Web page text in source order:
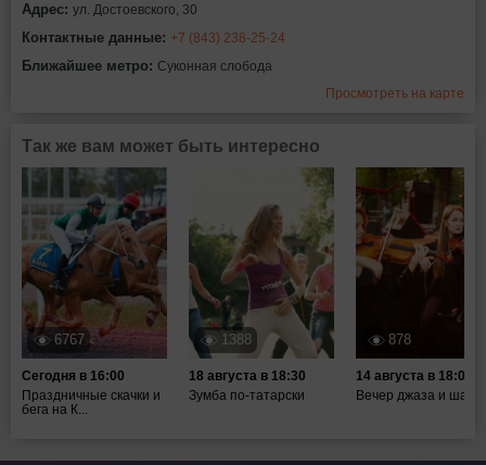
Адрес: ул. Достоевского, 30
Контактные данные: +7 (843) 238-25-24
Ближайшее метро: Суконная слобода
Просмотреть на карте
Так же вам может быть интересно
6767
Сегодня в 16:00
Праздничные скачки и
бега на К...
1388
18 августа в 18:30
Зумба по-татарски
878
14 августа в 18:00
Вечер джаза и